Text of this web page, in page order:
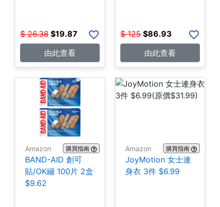
$ 26.38 $19.87
由此查看
$ 125 $86.93
由此查看
Amazon 購買指南
BAND-AID 創可
貼/OK繃 100片 2盒
$9.62
Amazon 購買指南
JoyMotion 女士連
身衣 3件 $6.99